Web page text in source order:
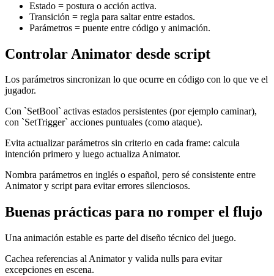
Estado = postura o acción activa.
Transición = regla para saltar entre estados.
Parámetros = puente entre código y animación.
Controlar Animator desde script
Los parámetros sincronizan lo que ocurre en código con lo que ve el
jugador.
Con `SetBool` activas estados persistentes (por ejemplo caminar),
con `SetTrigger` acciones puntuales (como ataque).
Evita actualizar parámetros sin criterio en cada frame: calcula
intención primero y luego actualiza Animator.
Nombra parámetros en inglés o español, pero sé consistente entre
Animator y script para evitar errores silenciosos.
Buenas prácticas para no romper el flujo
Una animación estable es parte del diseño técnico del juego.
Cachea referencias al Animator y valida nulls para evitar
excepciones en escena.